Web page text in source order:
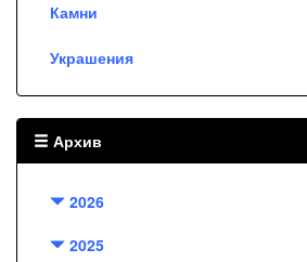
Камни
Украшения
Архив
2026
2025